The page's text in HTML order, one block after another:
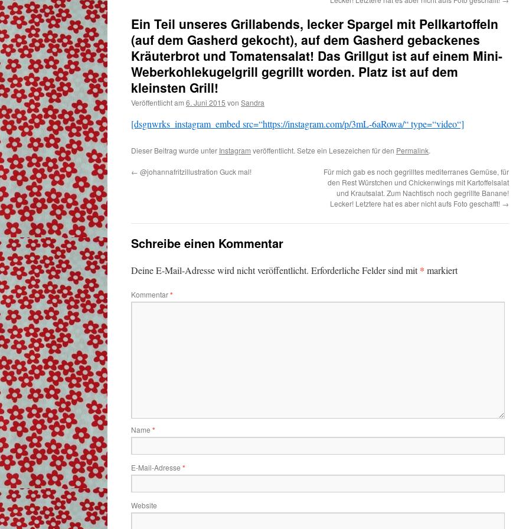
Ein Teil unseres Grillabends, lecker Spargel mit Pellkartoffeln
(auf dem Gasherd gekocht), auf dem Gasherd gebackenes
Kräuterbrot und Tomatensalat! Das Grillgut ist auf einem Mini-
Weberkohlekugelgrill gegrillt worden. Platz ist auf dem
kleinsten Grill!
Veröffentlicht am 6. Juni 2015 von Sandra
[dsgnwrks_instagram_embed src=“https://instagram.com/p/3mL-6aRowa/“ type=“video“]
Dieser Beitrag wurde unter Instagram veröffentlicht. Setze ein Lesezeichen für den Permalink.
← @johannafritzillustration Guck mal!
Für mich gab es noch gegrilltes mediterranes Gemüse, für
den Rest Würstchen und Chickenwings mit Kartoffelsalat
und Krautsalat. Zum Nachtisch noch gegrillte Banane!
Lecker! Letztere hat es aber nicht aufs Foto geschafft! →
Schreibe einen Kommentar
Deine E-Mail-Adresse wird nicht veröffentlicht. Erforderliche Felder sind mit* markiert
Kommentar*
Name *
E-Mail-Adresse *
Website